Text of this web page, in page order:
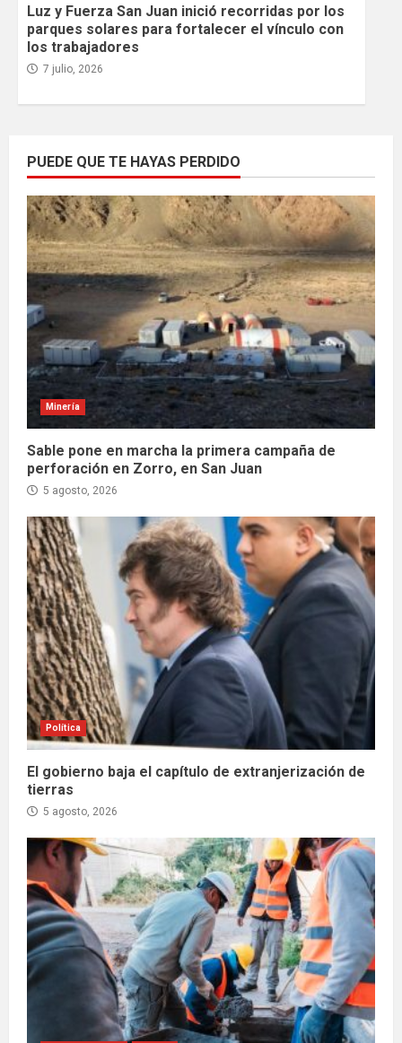
Luz y Fuerza San Juan inició recorridas por los
parques solares para fortalecer el vínculo con
los trabajadores
7 julio, 2026
PUEDE QUE TE HAYAS PERDIDO
Minería
Sable pone en marcha la primera campaña de
perforación en Zorro, en San Juan
5 agosto, 2026
Política
El gobierno baja el capítulo de extranjerización de
tierras
5 agosto, 2026